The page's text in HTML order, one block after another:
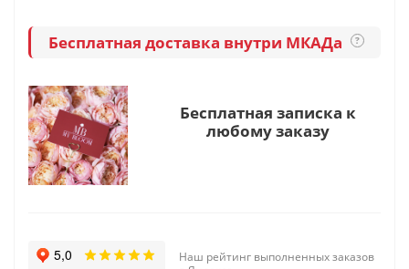
Бесплатная доставка внутри МКАДа ?
Бесплатная записка к
любому заказу
Наш рейтинг выполненных заказов